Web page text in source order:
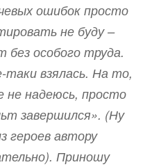
ошибок просто
не буду –
особого труда.
взялась. На то,
не надеюсь, просто
завершился». (Ну
героев автору
Приношу